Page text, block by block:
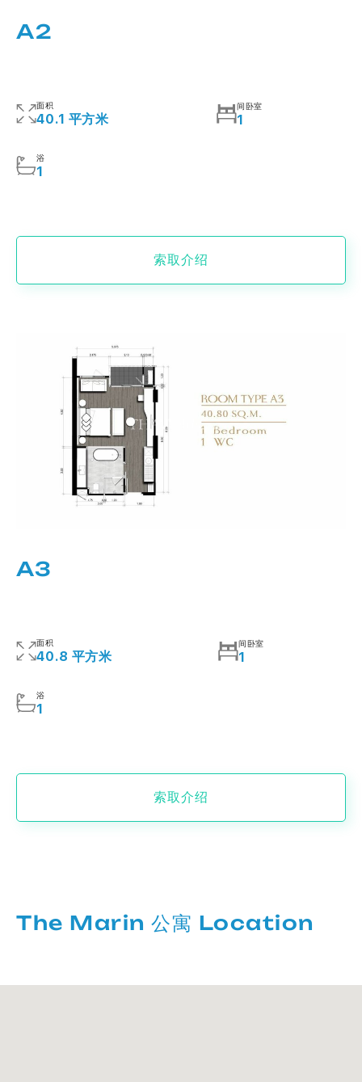
A2
面积
40.1 平方米
间卧室
1
浴
1
索取介绍
A3
面积
40.8 平方米
间卧室
1
浴
1
索取介绍
The Marin 公寓 Location